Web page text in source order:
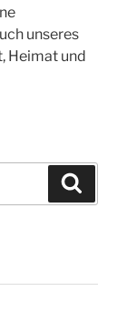
unseres
Heimat und